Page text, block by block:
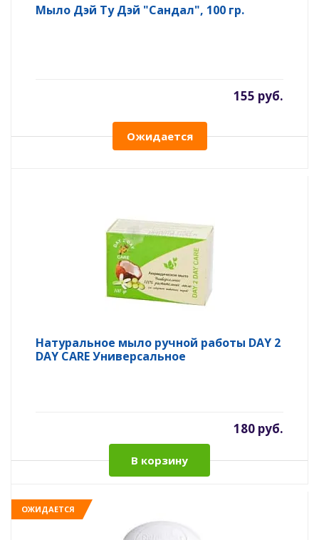
Мыло Дэй Ту Дэй "Сандал", 100 гр.
155 руб.
Ожидается
Натуральное мыло ручной работы DAY 2
DAY CARE Универсальное
180 руб.
В корзину
ОЖИДАЕТСЯ